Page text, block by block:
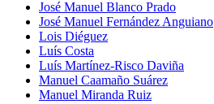
José Manuel Blanco Prado
José Manuel Fernández Anguiano
Lois Diéguez
Luís Costa
Luís Martínez-Risco Daviña
Manuel Caamaño Suárez
Manuel Miranda Ruiz